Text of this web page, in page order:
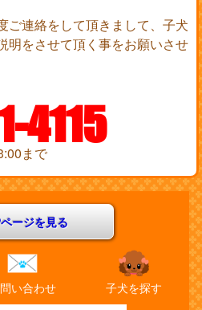
ご連絡をして頂きまして、子犬
明をさせて頂く事をお願いさせ
4115
まで
ージを見る
い合わせ 子犬を探す